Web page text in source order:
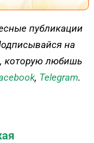
публикации
на
которую любишь
, Telegram.